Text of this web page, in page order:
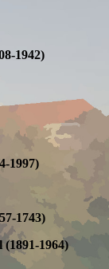
1942)
1997)
1743)
1964)